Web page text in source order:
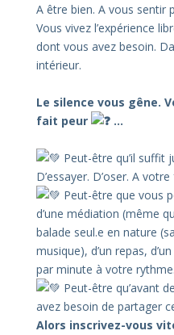
A être bien. A vous sentir
Vous vivez l’expérience
dont vous avez besoin.
intérieur.
Le silence vous gêne.
fait peur
…
Peut-être qu’il suffit
D’essayer. D’oser. A
Peut-être que vous
d’une médiation (même
balade seul.e en nature
musique), d’un repas,
par minute à votre rythme.
Peut-être qu’avant
avez besoin de partager
Alors inscrivez-vous